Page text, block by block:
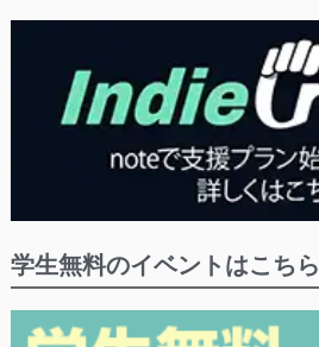
学生無料のイベントはこちら